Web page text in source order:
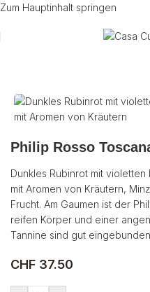
Zum Hauptinhalt springen
Philip Rosso
Dunkles Rubinrot mit
mit Aromen von Kräutern,
Frucht. Am Gaumen ist der
reifen Körper und einer
Tannine sind gut
CHF 37.50